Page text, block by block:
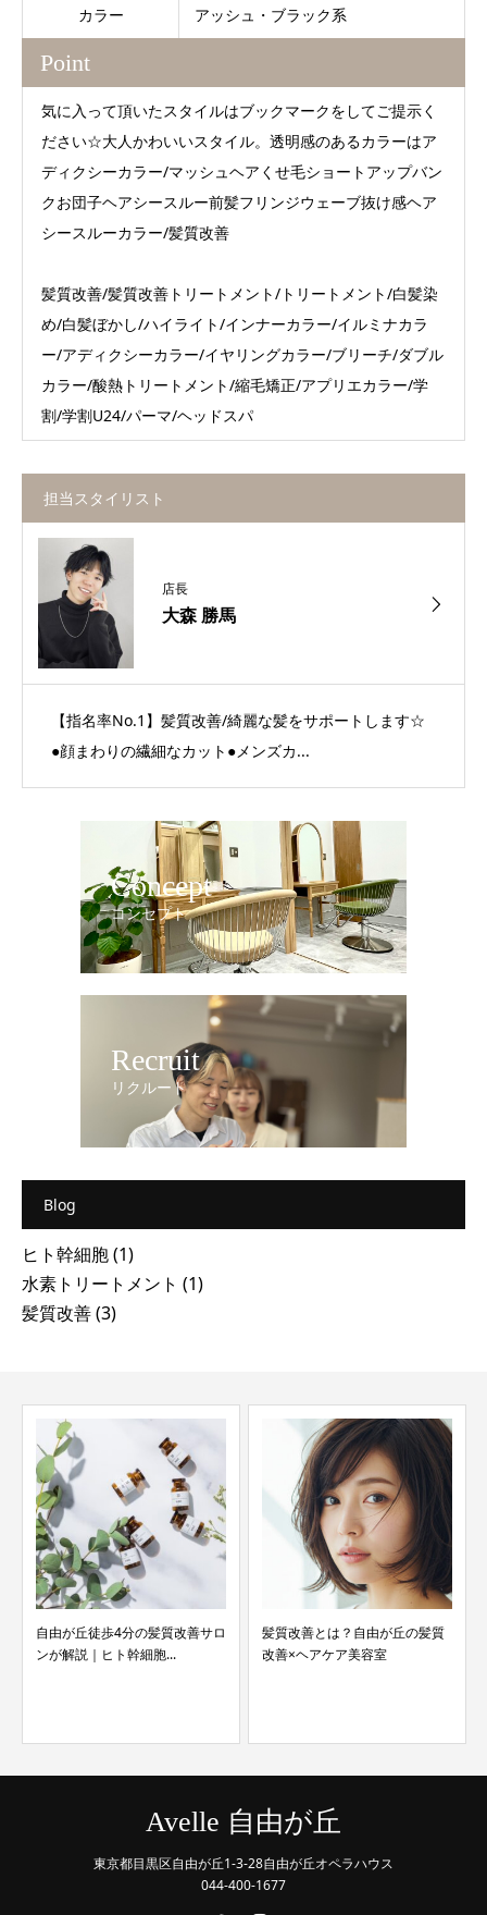
カラー アッシュ・ブラック系
Point
気に入って頂いたスタイルはブックマークをしてご提示く
ださい☆大人かわいいスタイル。透明感のあるカラーはア
ディクシーカラー/マッシュヘアくせ毛ショートアップバン
クお団子ヘアシースルー前髪フリンジウェーブ抜け感ヘア
シースルーカラー/髪質改善
髪質改善/髪質改善トリートメント/トリートメント/白髪染
め/白髪ぼかし/ハイライト/インナーカラー/イルミナカラ
ー/アディクシーカラー/イヤリングカラー/ブリーチ/ダブル
カラー/酸熱トリートメント/縮毛矯正/アプリエカラー/学
割/学割U24/パーマ/ヘッドスパ
担当スタイリスト
店長
大森 勝馬
【指名率No.1】髪質改善/綺麗な髪をサポートします☆
●顔まわりの繊細なカット●メンズカ...
Concept
コンセプト
Recruit
リクルート
Blog
ヒト幹細胞(1)
水素トリートメント (1)
髪質改善(3)
自由が丘徒歩4分の髪質改善サロ
ンが解説｜ヒト幹細胞...
髪質改善とは？自由が丘の髪質
改善×ヘアケア美容室
Avelle 自由が丘
東京都目黒区自由が丘1-3-28自由が丘オペラハウス
044-400-1677